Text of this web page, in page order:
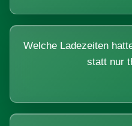
Welche Ladezeiten
statt nur